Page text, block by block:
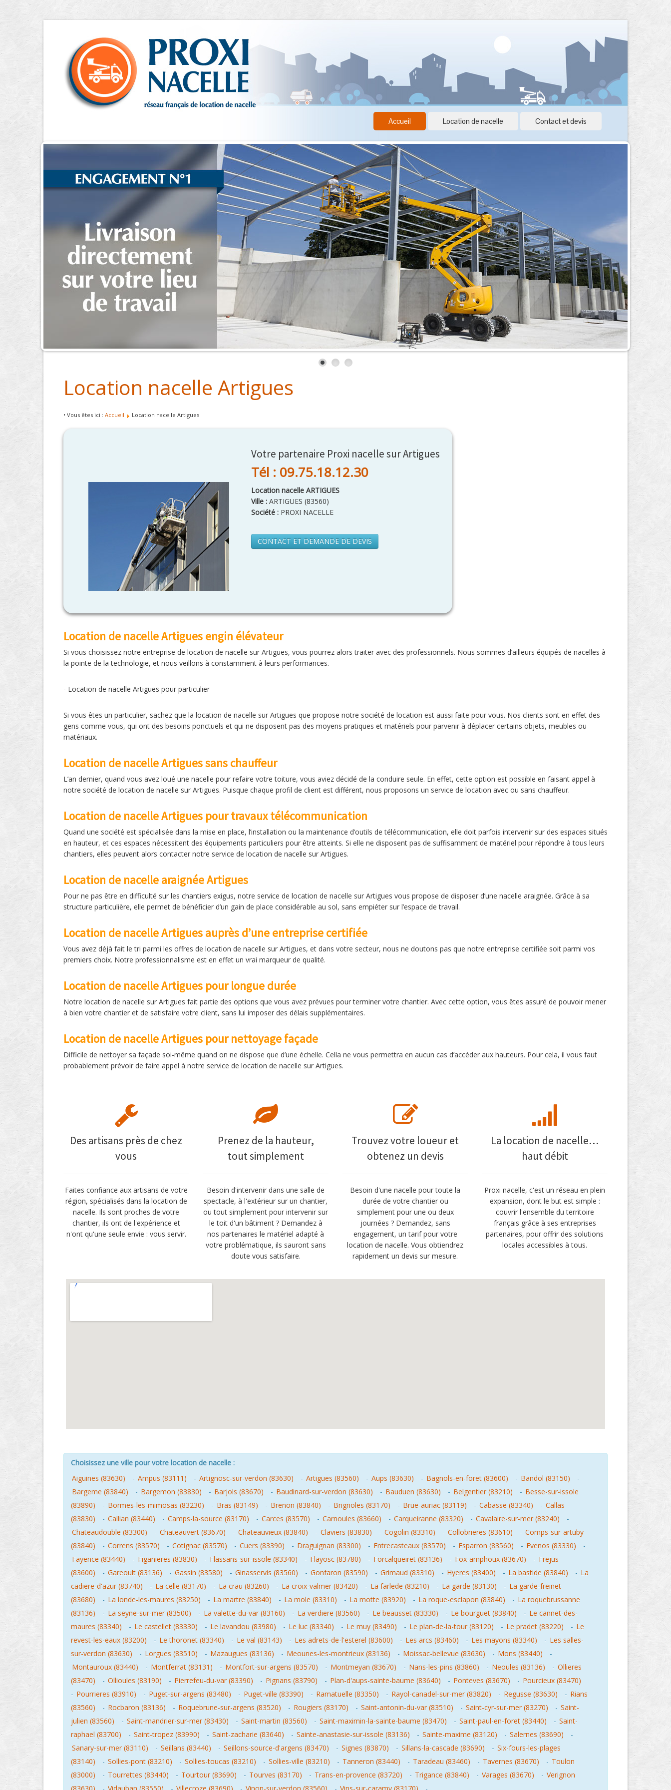
Accueil Location de nacelle Contact et devis
Location nacelle Artigues
• Vous êtes ici : Accueil Location nacelle Artigues
Votre partenaire Proxi nacelle sur Artigues
Tél : 09.75.18.12.30
Location nacelle ARTIGUES
Ville : ARTIGUES (83560)
Société : PROXI NACELLE
CONTACT ET DEMANDE DE DEVIS
Location de nacelle Artigues engin élévateur
Si vous choisissez notre entreprise de location de nacelle sur Artigues, vous pourrez alors traiter avec des professionnels. Nous sommes d’ailleurs équipés de nacelles à
la pointe de la technologie, et nous veillons à constamment à leurs performances.
- Location de nacelle Artigues pour particulier
Si vous êtes un particulier, sachez que la location de nacelle sur Artigues que propose notre société de location est aussi faite pour vous. Nos clients sont en effet des
gens comme vous, qui ont des besoins ponctuels et qui ne disposent pas des moyens pratiques et matériels pour parvenir à déplacer certains objets, meubles ou
matériaux.
Location de nacelle Artigues sans chauffeur
L’an dernier, quand vous avez loué une nacelle pour refaire votre toiture, vous aviez décidé de la conduire seule. En effet, cette option est possible en faisant appel à
notre société de location de nacelle sur Artigues. Puisque chaque profil de client est différent, nous proposons un service de location avec ou sans chauffeur.
Location de nacelle Artigues pour travaux télécommunication
Quand une société est spécialisée dans la mise en place, l’installation ou la maintenance d’outils de télécommunication, elle doit parfois intervenir sur des espaces situés
en hauteur, et ces espaces nécessitent des équipements particuliers pour être atteints. Si elle ne disposent pas de suffisamment de matériel pour répondre à tous leurs
chantiers, elles peuvent alors contacter notre service de location de nacelle sur Artigues.
Location de nacelle araignée Artigues
Pour ne pas être en difficulté sur les chantiers exigus, notre service de location de nacelle sur Artigues vous propose de disposer d’une nacelle araignée. Grâce à sa
structure particulière, elle permet de bénéficier d’un gain de place considérable au sol, sans empiéter sur l’espace de travail.
Location de nacelle Artigues auprès d’une entreprise certifiée
Vous avez déjà fait le tri parmi les offres de location de nacelle sur Artigues, et dans votre secteur, nous ne doutons pas que notre entreprise certifiée soit parmi vos
premiers choix. Notre professionnalisme est en effet un vrai marqueur de qualité.
Location de nacelle Artigues pour longue durée
Notre location de nacelle sur Artigues fait partie des options que vous avez prévues pour terminer votre chantier. Avec cette option, vous êtes assuré de pouvoir mener
à bien votre chantier et de satisfaire votre client, sans lui imposer des délais supplémentaires.
Location de nacelle Artigues pour nettoyage façade
Difficile de nettoyer sa façade soi-même quand on ne dispose que d’une échelle. Cella ne vous permettra en aucun cas d’accéder aux hauteurs. Pour cela, il vous faut
probablement prévoir de faire appel à notre service de location de nacelle sur Artigues.
Des artisans près de chez
vous
Faites confiance aux artisans de votre
région, spécialisés dans la location de
nacelle. Ils sont proches de votre
chantier, ils ont de l'expérience et
n'ont qu'une seule envie : vous servir.
Prenez de la hauteur,
tout simplement
Besoin d'intervenir dans une salle de
spectacle, à l'extérieur sur un chantier,
ou tout simplement pour intervenir sur
le toit d'un bâtiment ? Demandez à
nos partenaires le matériel adapté à
votre problématique, ils sauront sans
doute vous satisfaire.
Trouvez votre loueur et
obtenez un devis
Besoin d'une nacelle pour toute la
durée de votre chantier ou
simplement pour une ou deux
journées ? Demandez, sans
engagement, un tarif pour votre
location de nacelle. Vous obtiendrez
rapidement un devis sur mesure.
La location de nacelle…
haut débit
Proxi nacelle, c'est un réseau en plein
expansion, dont le but est simple :
couvrir l'ensemble du territoire
français grâce à ses entreprises
partenaires, pour offrir des solutions
locales accessibles à tous.
Choisissez une ville pour votre location de nacelle :
Aiguines (83630)
- Ampus (83111) - Artignosc-sur-verdon (83630) - Artigues (83560) - Aups (83630) - Bagnols-en-foret (83600) - Bandol (83150)
-
Bargeme (83840)
- Bargemon (83830) - Barjols (83670) - Baudinard-sur-verdon (83630) - Bauduen (83630) - Belgentier (83210) - Besse-sur-issole
(83890)
- Bormes-les-mimosas (83230) - Bras (83149) - Brenon (83840) - Brignoles (83170) - Brue-auriac (83119) - Cabasse (83340) - Callas
(83830)
- Callian (83440) - Camps-la-source (83170) - Carces (83570) - Carnoules (83660) - Carqueiranne (83320) - Cavalaire-sur-mer (83240)
-
Chateaudouble (83300)
- Chateauvert (83670) - Chateauvieux (83840) - Claviers (83830) - Cogolin (83310) - Collobrieres (83610) - Comps-sur-artuby
(83840)
- Correns (83570) - Cotignac (83570) - Cuers (83390) - Draguignan (83300) - Entrecasteaux (83570) - Esparron (83560) - Evenos (83330)
-
Fayence (83440)
- Figanieres (83830) - Flassans-sur-issole (83340) - Flayosc (83780) - Forcalqueiret (83136) - Fox-amphoux (83670) - Frejus
(83600)
- Gareoult (83136) - Gassin (83580) - Ginasservis (83560) - Gonfaron (83590) - Grimaud (83310) - Hyeres (83400) - La bastide (83840) - La
cadiere-d'azur (83740)
- La celle (83170) - La crau (83260) - La croix-valmer (83420) - La farlede (83210) - La garde (83130) - La garde-freinet
(83680)
- La londe-les-maures (83250) - La martre (83840) - La mole (83310) - La motte (83920) - La roque-esclapon (83840) - La roquebrussanne
(83136)
- La seyne-sur-mer (83500) - La valette-du-var (83160) - La verdiere (83560) - Le beausset (83330) - Le bourguet (83840) - Le cannet-des-
maures (83340)
- Le castellet (83330) - Le lavandou (83980) - Le luc (83340) - Le muy (83490) - Le plan-de-la-tour (83120) - Le pradet (83220) - Le
revest-les-eaux (83200)
- Le thoronet (83340) - Le val (83143) - Les adrets-de-l'esterel (83600) - Les arcs (83460) - Les mayons (83340) - Les salles-
sur-verdon (83630)
- Lorgues (83510) - Mazaugues (83136) - Meounes-les-montrieux (83136) - Moissac-bellevue (83630) - Mons (83440)
-
Montauroux (83440)
- Montferrat (83131) - Montfort-sur-argens (83570) - Montmeyan (83670) - Nans-les-pins (83860) - Neoules (83136) - Ollieres
(83470)
- Ollioules (83190) - Pierrefeu-du-var (83390) - Pignans (83790) - Plan-d'aups-sainte-baume (83640) - Ponteves (83670) - Pourcieux (83470)
- Pourrieres (83910) - Puget-sur-argens (83480) - Puget-ville (83390) - Ramatuelle (83350) - Rayol-canadel-sur-mer (83820) - Regusse (83630) - Rians
(83560)
- Rocbaron (83136) - Roquebrune-sur-argens (83520) - Rougiers (83170) - Saint-antonin-du-var (83510) - Saint-cyr-sur-mer (83270) - Saint-
julien (83560)
- Saint-mandrier-sur-mer (83430) - Saint-martin (83560) - Saint-maximin-la-sainte-baume (83470) - Saint-paul-en-foret (83440) - Saint-
raphael (83700)
- Saint-tropez (83990) - Saint-zacharie (83640) - Sainte-anastasie-sur-issole (83136) - Sainte-maxime (83120) - Salernes (83690)
-
Sanary-sur-mer (83110)
- Seillans (83440) - Seillons-source-d'argens (83470) - Signes (83870) - Sillans-la-cascade (83690) - Six-fours-les-plages
(83140)
- Sollies-pont (83210) - Sollies-toucas (83210) - Sollies-ville (83210) - Tanneron (83440) - Taradeau (83460) - Tavernes (83670) - Toulon
(83000)
- Tourrettes (83440) - Tourtour (83690) - Tourves (83170) - Trans-en-provence (83720) - Trigance (83840) - Varages (83670) - Verignon